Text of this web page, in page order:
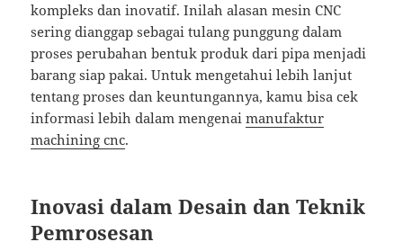
kompleks dan inovatif. Inilah alasan mesin CNC
sering dianggap sebagai tulang punggung dalam
proses perubahan bentuk produk dari pipa menjadi
barang siap pakai. Untuk mengetahui lebih lanjut
tentang proses dan keuntungannya, kamu bisa cek
informasi lebih dalam mengenaimanufaktur
machining cnc.
Inovasi dalam Desain dan Teknik
Pemrosesan